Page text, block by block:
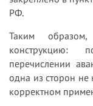
РФ.
Таким
конструкцию:
перечислении
одна из сторон не
корректном